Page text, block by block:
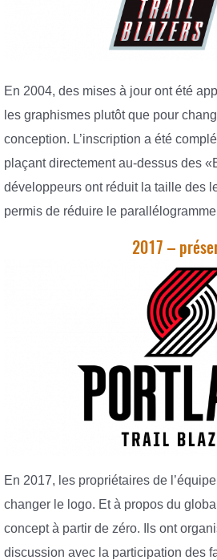
En 2004, des mises à jour ont été
les graphismes plutôt que pour
conception. L’inscription a été
plaçant directement au-dessus des
développeurs ont réduit la taille des
permis de réduire le
2017 –
En 2017, les propriétaires de
changer le logo. Et à propos du
concept à partir de zéro. Ils ont
discussion avec la participation des